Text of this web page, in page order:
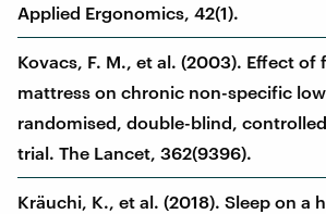
Applied Ergonomics, 42(1).
Kovacs, F. M., et al. (2003). Effect of
mattress on chronic non-specific
randomised, double-blind,
trial. The Lancet, 362(9396).
Kräuchi, K., et al. (2018). Sleep on a